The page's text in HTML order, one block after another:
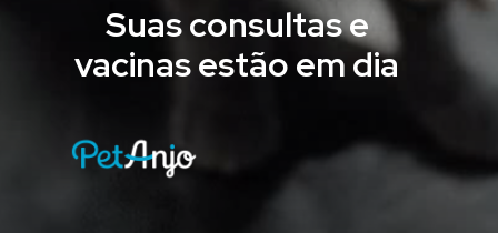
Suas consultas e
vacinas estão em dia